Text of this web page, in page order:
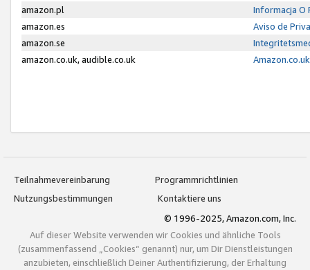
amazon.pl
Informacja O
amazon.es
Aviso de
amazon.se
amazon.co.uk, audible.co.uk
Teilnahmevereinbarung
Programmrichtlinien
Nutzungsbestimmungen
Kontaktiere uns
© 1996-2025, Amazon.com, Inc.
Auf dieser Website verwenden wir Cookies und ähnliche Tools
(zusammenfassend „Cookies“ genannt) nur, um Dir Dienstleistungen
anzubieten, einschließlich Deiner Authentifizierung, der Erhaltung